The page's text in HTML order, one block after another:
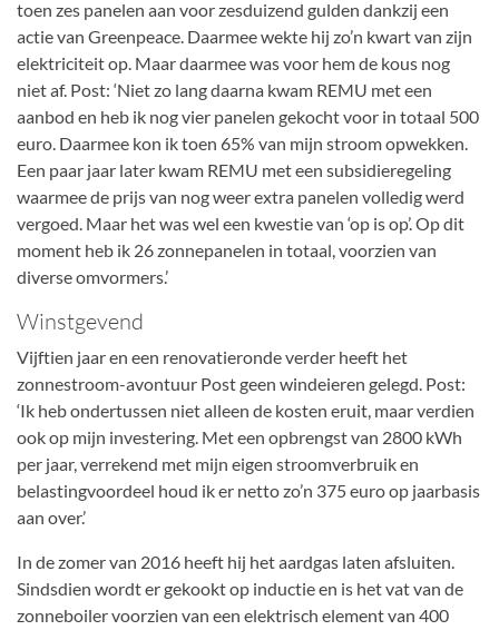
toen zes panelen aan voor zesduizend gulden dankzij een
actie van Greenpeace. Daarmee wekte hij zo’n kwart van zijn
elektriciteit op. Maar daarmee was voor hem de kous nog
niet af. Post: ‘Niet zo lang daarna kwam REMU met een
aanbod en heb ik nog vier panelen gekocht voor in totaal 500
euro. Daarmee kon ik toen 65% van mijn stroom opwekken.
Een paar jaar later kwam REMU met een subsidieregeling
waarmee de prijs van nog weer extra panelen volledig werd
vergoed. Maar het was wel een kwestie van ‘op is op’. Op dit
moment heb ik 26 zonnepanelen in totaal, voorzien van
diverse omvormers.’
Winstgevend
Vijftien jaar en een renovatieronde verder heeft het
zonnestroom-avontuur Post geen windeieren gelegd. Post:
‘Ik heb ondertussen niet alleen de kosten eruit, maar verdien
ook op mijn investering. Met een opbrengst van 2800 kWh
per jaar, verrekend met mijn eigen stroomverbruik en
belastingvoordeel houd ik er netto zo’n 375 euro op jaarbasis
aan over.’
In de zomer van 2016 heeft hij het aardgas laten afsluiten.
Sindsdien wordt er gekookt op inductie en is het vat van de
zonneboiler voorzien van een elektrisch element van 400